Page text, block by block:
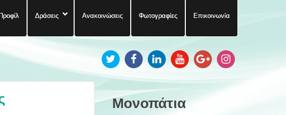
Προφίλ Δράσεις Ανακοινώσεις Φωτογραφίες Επικοινωνία
Μονοπάτια